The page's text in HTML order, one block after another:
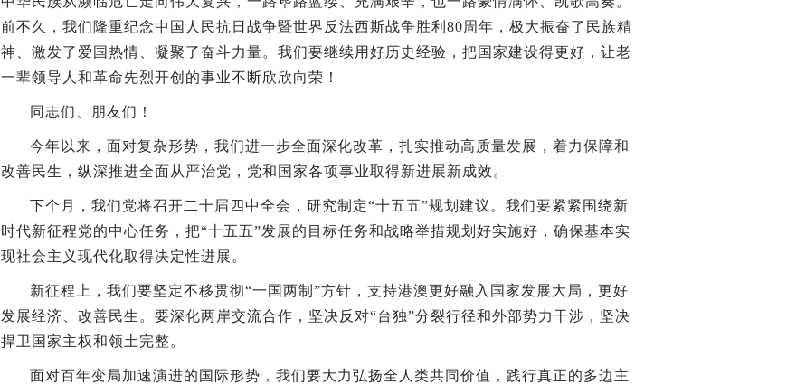
前不久，我们隆重纪念中国人民抗日战争暨世界反法西斯战争胜利80周年，极大振奋了民族精
神、激发了爱国热情、凝聚了奋斗力量。我们要继续用好历史经验，把国家建设得更好，让老
一辈领导人和革命先烈开创的事业不断欣欣向荣！
同志们、朋友们！
今年以来，面对复杂形势，我们进一步全面深化改革，扎实推动高质量发展，着力保障和
改善民生，纵深推进全面从严治党，党和国家各项事业取得新进展新成效。
下个月，我们党将召开二十届四中全会，研究制定“十五五”规划建议。我们要紧紧围绕新
时代新征程党的中心任务，把“十五五”发展的目标任务和战略举措规划好实施好，确保基本实
现社会主义现代化取得决定性进展。
新征程上，我们要坚定不移贯彻“一国两制”方针，支持港澳更好融入国家发展大局，更好
发展经济、改善民生。要深化两岸交流合作，坚决反对“台独”分裂行径和外部势力干涉，坚决
捍卫国家主权和领土完整。
面对百年变局加速演进的国际形势，我们要大力弘扬全人类共同价值，践行真正的多边主